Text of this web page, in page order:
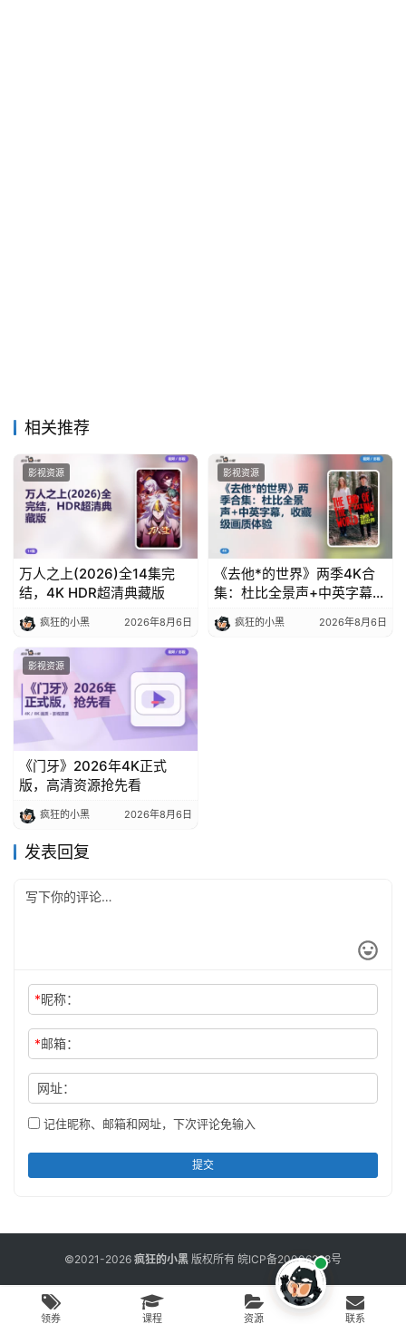
相关推荐
影视资源
万人之上(2026)全14集完
结，4K HDR超清典藏版
疯狂的小黑 2026年8月6日
影视资源
《去他*的世界》两季4K合
集：杜比全景声+中英字幕，
疯狂的小黑 2026年8月6日
影视资源
《门牙》2026年4K正式
版，高清资源抢先看
疯狂的小黑 2026年8月6日
发表回复
*昵称：
*邮箱：
网址：
记住昵称、邮箱和网址，下次评论免输入
提交
©2021-2026 疯狂的小黑 版权所有 皖ICP备20006298号
领券 课程 资源 联系